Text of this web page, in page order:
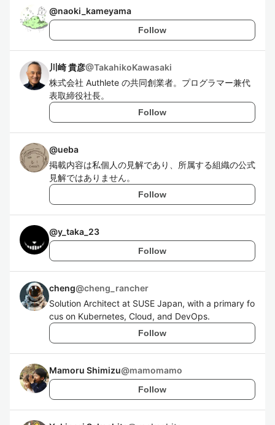
@naoki_kameyama
Follow
川崎 貴彦@TakahikoKawasaki
株式会社 Authlete の共同創業者。プログラマー兼代
表取締役社長。
Follow
@ueba
掲載内容は私個人の見解であり、所属する組織の公式
見解ではありません。
Follow
@y_taka_23
Follow
cheng@cheng_rancher
Solution Architect at SUSE Japan, with a primary fo
cus on Kubernetes, Cloud, and DevOps.
Follow
Mamoru Shimizu@mamomamo
Follow